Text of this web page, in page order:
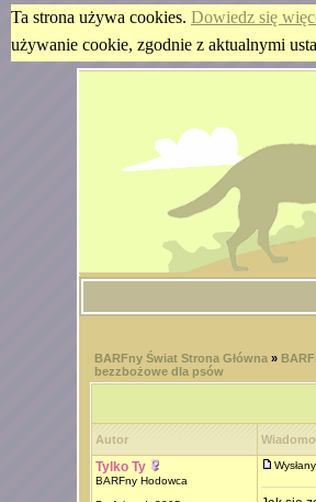
Ta strona używa cookies. Dowiedz się
używanie cookie, zgodnie z aktualnymi
BARFny Świat Strona Główna»
bezzbożowe dla psów
Autor
Tylko Ty
BARFny Hodowca